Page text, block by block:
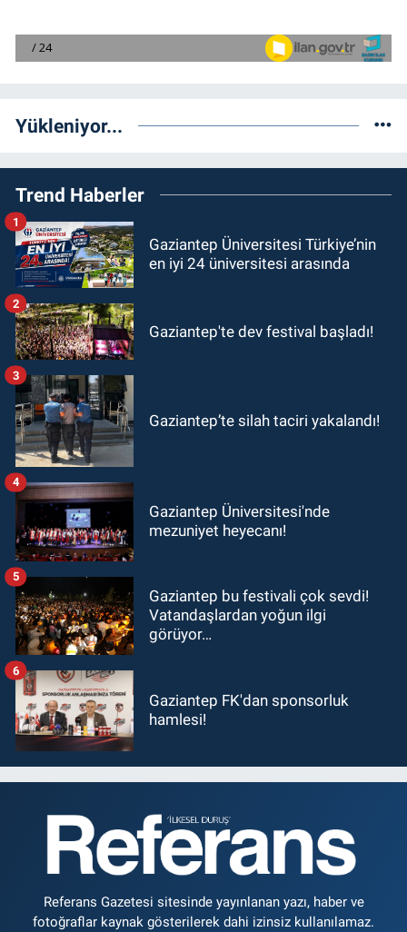
Yükleniyor...
Trend Haberler
Gaziantep Üniversitesi Türkiye’nin
en iyi 24 üniversitesi arasında
1
Gaziantep'te dev festival başladı!
2
Gaziantep’te silah taciri yakalandı!
3
Gaziantep Üniversitesi'nde
mezuniyet heyecanı!
4
Gaziantep bu festivali çok sevdi!
Vatandaşlardan yoğun ilgi
görüyor…
5
Gaziantep FK'dan sponsorluk
hamlesi!
6
Referans Gazetesi sitesinde yayınlanan yazı, haber ve
fotoğraflar kaynak gösterilerek dahi izinsiz kullanılamaz.